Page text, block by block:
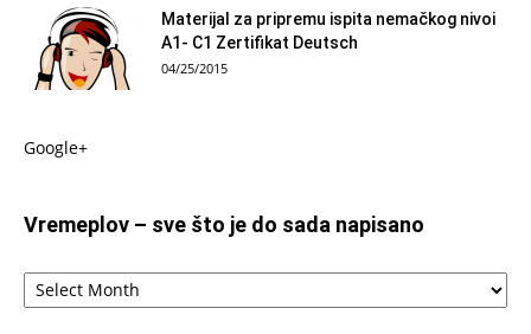
Materijal za pripremu ispita nemačkog nivoi
A1- C1 Zertifikat Deutsch
04/25/2015
Google+
Vremeplov – sve što je do sada napisano
Vremeplov